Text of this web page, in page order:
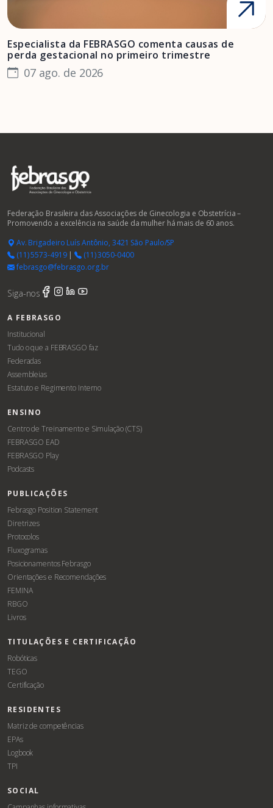
Especialista da FEBRASGO comenta causas de
perda gestacional no primeiro trimestre
07 ago. de 2026
Federação Brasileira das Associações de Ginecologia e Obstetrícia –
Promovendo a excelência na saúde da mulher há mais de 60 anos.
Av. Brigadeiro Luís Antônio, 3421 São Paulo/SP
(11) 5573-4919|
(11) 3050-0400
febrasgo@febrasgo.org.br
Siga-nos
A FEBRASGO
Institucional
Tudo o que a FEBRASGO faz
Federadas
Assembleias
Estatuto e Regimento Interno
ENSINO
Centro de Treinamento e Simulação (CTS)
FEBRASGO EAD
FEBRASGO Play
Podcasts
PUBLICAÇÕES
Febrasgo Position Statement
Diretrizes
Protocolos
Fluxogramas
Posicionamentos Febrasgo
Orientações e Recomendações
FEMINA
RBGO
Livros
TITULAÇÕES E CERTIFICAÇÃO
Robóticas
TEGO
Certificação
RESIDENTES
Matriz de competências
EPAs
Logbook
TPI
SOCIAL